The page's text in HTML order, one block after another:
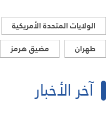
الولايات المتحدة الأمريكية
طهران
مضيق هرمز
آخر الأخبار